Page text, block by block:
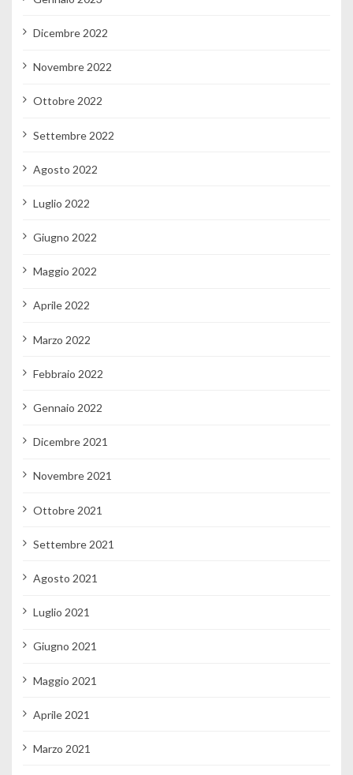
Dicembre 2022
Novembre 2022
Ottobre 2022
Settembre 2022
Agosto 2022
Luglio 2022
Giugno 2022
Maggio 2022
Aprile 2022
Marzo 2022
Febbraio 2022
Gennaio 2022
Dicembre 2021
Novembre 2021
Ottobre 2021
Settembre 2021
Agosto 2021
Luglio 2021
Giugno 2021
Maggio 2021
Aprile 2021
Marzo 2021